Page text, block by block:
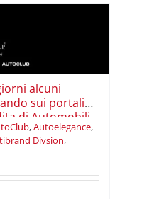
alcuni
sui portali
di Automobili
,Autoelegance,
Divsion,